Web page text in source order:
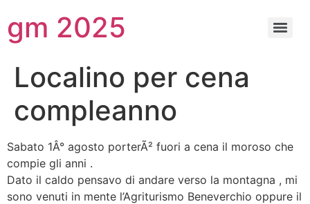
gm 2025
Localino per cena
compleanno
Sabato 1Â° agosto porterÃ² fuori a cena il moroso che
compie gli anni .
Dato il caldo pensavo di andare verso la montagna , mi
sono venuti in mente l’Agriturismo Beneverchio oppure il